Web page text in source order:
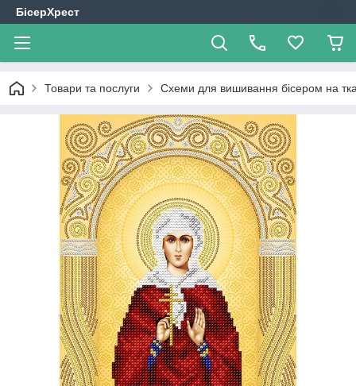
БісерХрест
Товари та послуги Схеми для вишивання бісером на